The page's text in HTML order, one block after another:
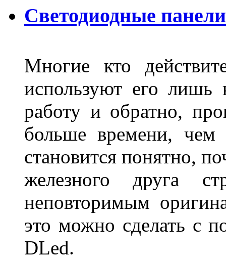
Светодиодные
Многие кто
используют его лишь
работу и обратно,
больше времени, чем
становится понятно,
железного друга
неповторимым
это можно сделать с
DLed.